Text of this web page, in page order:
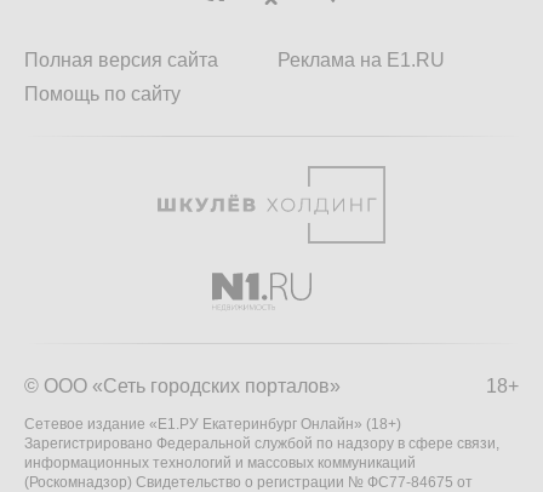
Полная версия сайта
Помощь по сайту
Реклама на E1.RU
18+
© ООО «Сеть городских порталов»
Сетевое издание «Е1.РУ Екатеринбург Онлайн» (18+)
Зарегистрировано Федеральной службой по надзору в сфере связи,
информационных технологий и массовых коммуникаций
(Роскомнадзор) Свидетельство о регистрации № ФС77-84675 от